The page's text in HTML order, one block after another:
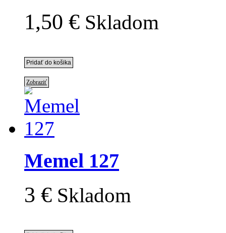
1,50 € Skladom
Zobraziť
Memel 127
3 € Skladom